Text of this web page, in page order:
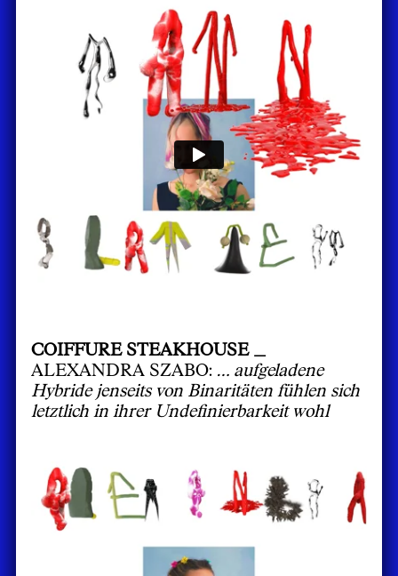
COIFFURE STEAKHOUSE _
ALEXANDRA SZABO: … aufgeladene
Hybride jenseits von Binaritäten fühlen sich
letztlich in ihrer Undefinierbarkeit wohl